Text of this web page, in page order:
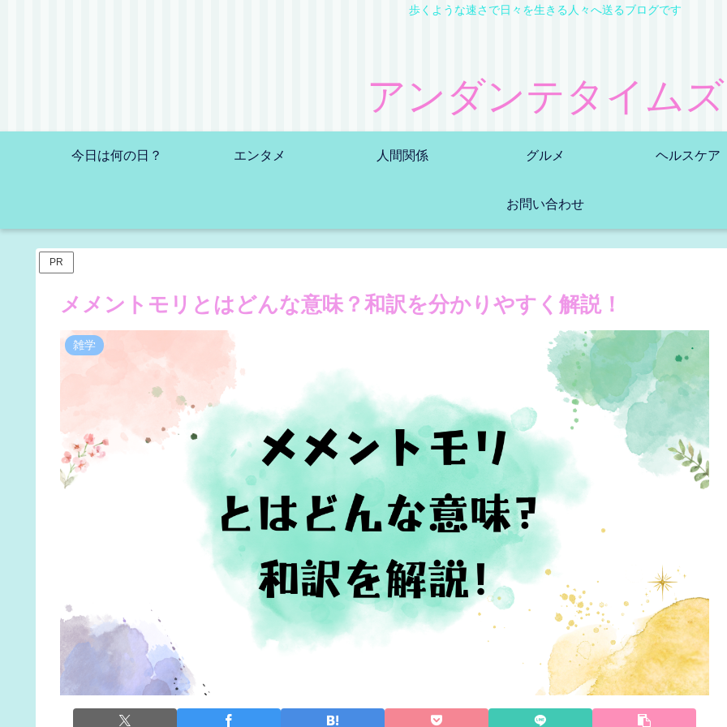
歩くような速さで日々を生きる人々へ送るブログです
アンダンテタイムズ
今日は何の日？ エンタメ 人間関係 グルメ ヘルスケア
お問い合わせ
PR
メメントモリとはどんな意味？和訳を分かりやすく解説！
雑学